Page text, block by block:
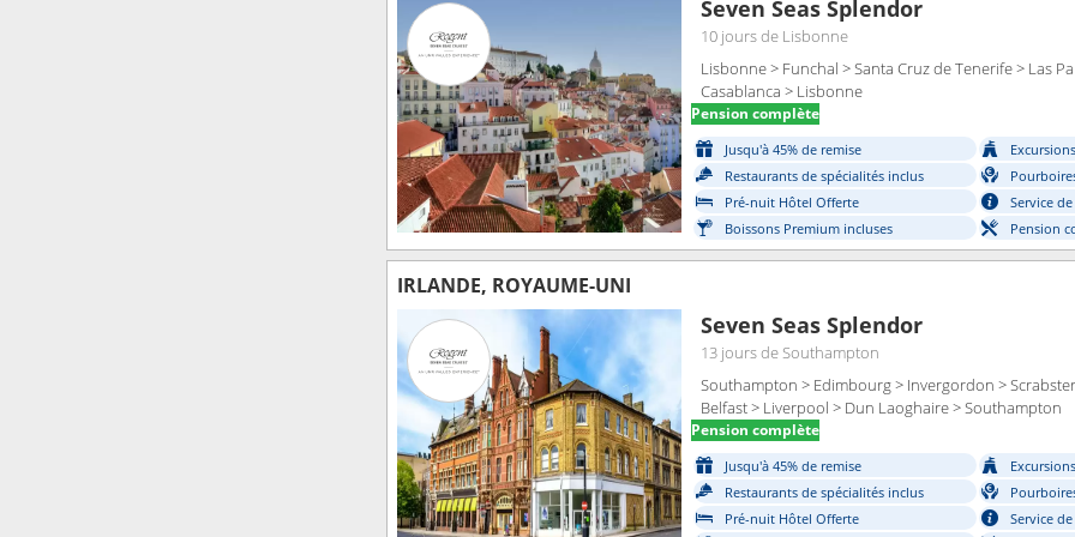
Seven Seas Splendor
10 joursde Lisbonne
Lisbonne > Funchal > Santa Cruz de Tenerife > Las
Casablanca > Lisbonne
Pension complète
Jusqu'à 45% de remise
Restaurants de spécialités inclus
Pré-nuit Hôtel Offerte
Service
Boissons Premium incluses
Pension
IRLANDE, ROYAUME-UNI
Seven Seas Splendor
13 joursde Southampton
Southampton > Edimbourg > Invergordon >
Belfast > Liverpool > Dun Laoghaire > Southampton
Pension complète
Jusqu'à 45% de remise
Restaurants de spécialités inclus
Pré-nuit Hôtel Offerte
Service